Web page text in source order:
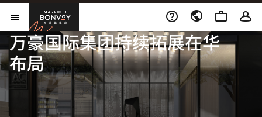
跳到内容
打开菜单Marriott Bonvoy 打开新窗口
万豪国际集团持续拓展在华
布局